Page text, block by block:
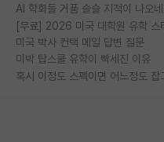
AI 학회들 거품 슬슬 지적이 나오
미국 박사 컨택 메일 답변 질문
미박 탑스쿨 유학이 빡세진 이유
혹시 이정도 스펙이면 어느정도 잡